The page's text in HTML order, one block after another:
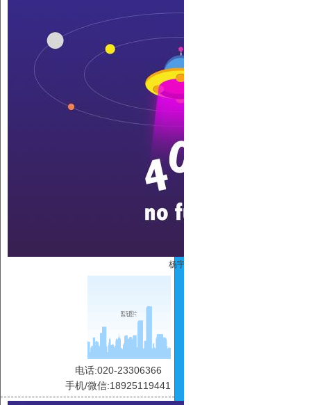
杨宇青
电话:020-23306366
手机/微信:18925119441